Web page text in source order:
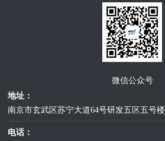
微信公众号
地址：
南京市玄武区苏宁大道64号研发五区五号楼
电话：